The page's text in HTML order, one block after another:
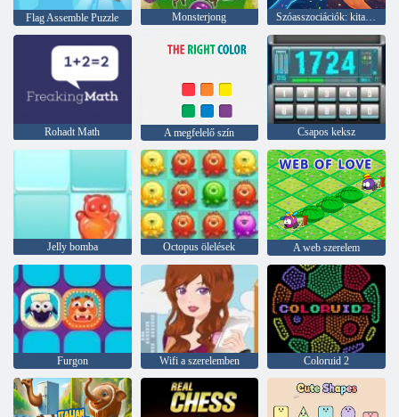
Flag Assemble Puzzle Monsterjong Szóasszociációk: kitalálod?
Rohadt Math A megfelelő szín Csapos keksz
Jelly bomba Octopus ölelések A web szerelem
Furgon Wifi a szerelemben Coloruid 2